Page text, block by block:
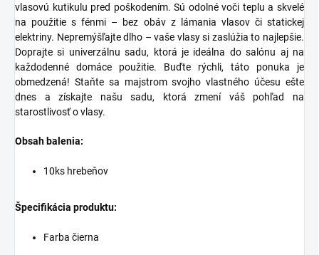
vlasovú kutikulu pred poškodením. Sú odolné voči teplu a skvelé
na použitie s fénmi – bez obáv z lámania vlasov či statickej
elektriny. Nepremýšľajte dlho – vaše vlasy si zaslúžia to najlepšie.
Doprajte si univerzálnu sadu, ktorá je ideálna do salónu aj na
každodenné domáce použitie. Buďte rýchli, táto ponuka je
obmedzená! Staňte sa majstrom svojho vlastného účesu ešte
dnes a získajte našu sadu, ktorá zmení váš pohľad na
starostlivosť o vlasy.
Obsah balenia:
10ks hrebeňov
Špecifikácia produktu:
Farba čierna